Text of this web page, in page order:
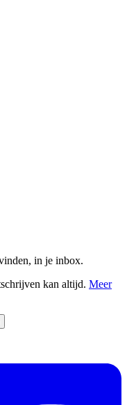
in je inbox.
kan altijd. Meer